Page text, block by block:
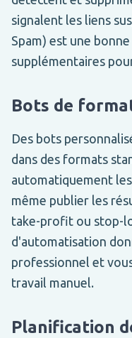
signalent les liens
Spam) est une
supplémentaires
Bots de
Des bots
dans des formats
automatiquement
même publier les
take-profit ou stop-
d'automatisation
professionnel et
travail manuel.
Planification